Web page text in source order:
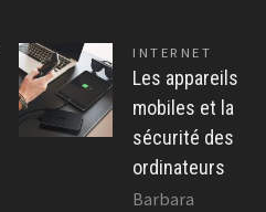
INTERNET
Les appareils
mobiles et la
sécurité des
ordinateurs
Barbara